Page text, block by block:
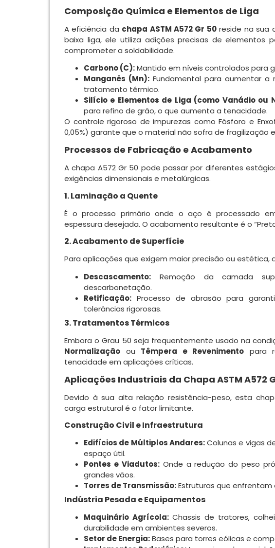
Composição Química e Elementos de Liga
A eficiência da chapa ASTM A572 Gr 50reside na sua
baixa liga, ele utiliza adições precisas de elementos
comprometer a soldabilidade.
Carbono (C):Mantido em níveis controlados para
Manganês (Mn):Fundamental para aumentar a
tratamento térmico.
Silício e Elementos de Liga (como Vanádio ou
para refino de grão, o que aumenta a tenacidade.
O controle rigoroso de impurezas como Fósforo e
0,05%) garante que o material não sofra de fragilização
Processos de Fabricação e Acabamento
A chapa A572 Gr 50 pode passar por diferentes
exigências dimensionais e metalúrgicas.
1. Laminação a Quente
É o processo primário onde o aço é processado
espessura desejada. O acabamento resultante é o
2. Acabamento de Superfície
Para aplicações que exigem maior precisão ou estética,
Descascamento: Remoção da camada
descarbonetação.
Retificação: Processo de abrasão para
tolerâncias rigorosas.
3. Tratamentos Térmicos
Embora o Grau 50 seja frequentemente usado na
Normalização ou Têmpera e Revenimento para
tenacidade em aplicações críticas.
Aplicações Industriais da Chapa ASTM A572
Devido à sua alta relação resistência-peso, esta
carga estrutural é o fator limitante.
Construção Civil e Infraestrutura
Edifícios de Múltiplos Andares:Colunas e vigas
espaço útil.
Pontes e Viadutos:Onde a redução do peso
grandes vãos.
Torres de Transmissão:Estruturas que
Indústria Pesada e Equipamentos
Maquinário Agrícola:Chassis de tratores,
durabilidade em ambientes severos.
Setor de Energia:Bases para torres eólicas e